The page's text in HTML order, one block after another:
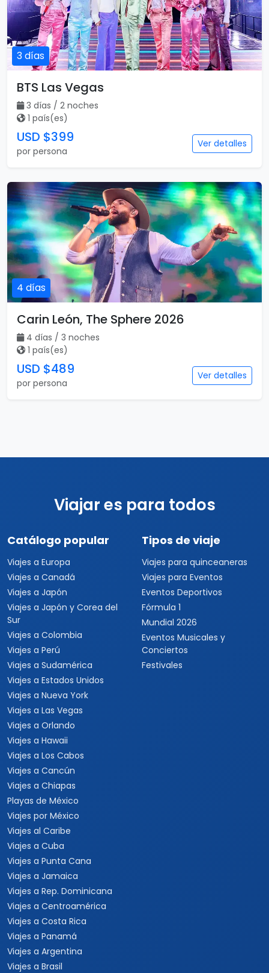
3 días
BTS Las Vegas
3 días / 2 noches
1 país(es)
USD $399
por persona
Ver detalles
4 días
Carin León, The Sphere 2026
4 días / 3 noches
1 país(es)
USD $489
por persona
Ver detalles
Viajar es para todos
Catálogo popular
Viajes a Europa
Viajes a Canadá
Viajes a Japón
Viajes a Japón y Corea del
Sur
Viajes a Colombia
Viajes a Perú
Viajes a Sudamérica
Viajes a Estados Unidos
Viajes a Nueva York
Viajes a Las Vegas
Viajes a Orlando
Viajes a Hawaii
Viajes a Los Cabos
Viajes a Cancún
Viajes a Chiapas
Playas de México
Viajes por México
Viajes al Caribe
Viajes a Cuba
Viajes a Punta Cana
Viajes a Jamaica
Viajes a Rep. Dominicana
Viajes a Centroamérica
Viajes a Costa Rica
Viajes a Panamá
Viajes a Argentina
Viajes a Brasil
Tipos de viaje
Viajes para quinceaneras
Viajes para Eventos
Eventos Deportivos
Fórmula 1
Mundial 2026
Eventos Musicales y
Conciertos
Festivales